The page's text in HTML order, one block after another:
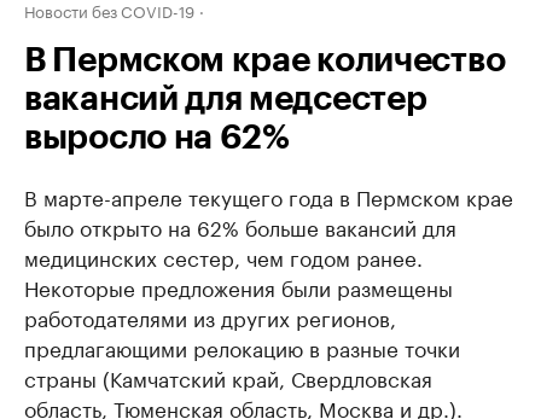
Новости без COVID-19
В Пермском крае количество
вакансий для медсестер
выросло на 62%
В марте-апреле текущего года в Пермском крае
было открыто на 62% больше вакансий для
медицинских сестер, чем годом ранее.
Некоторые предложения были размещены
работодателями из других регионов,
предлагающими релокацию в разные точки
страны (Камчатский край, Свердловская
область, Тюменская область, Москва и др.).